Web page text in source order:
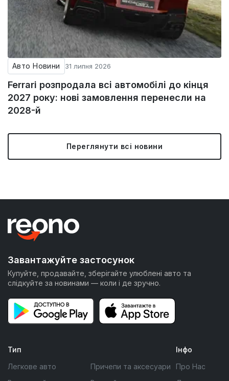
Авто Новини 31 липня 2026
Ferrari розпродала всі автомобілі до кінця
2027 року: нові замовлення перенесли на
2028-й
Переглянути всі новини
Завантажуйте застосунок
Купуйте, продавайте, зберігайте улюблені авто та
слідкуйте за новинами — коли і де зручно.
Тип
Легкове авто
Причепи та аксесуари
Інфо
Про Нас